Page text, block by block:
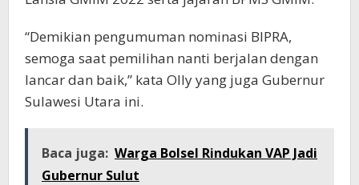
“Demikian pengumuman nominasi BIPRA,
semoga saat pemilihan nanti berjalan dengan
lancar dan baik,” kata Olly yang juga Gubernur
Sulawesi Utara ini.
Baca juga: Warga Bolsel Rindukan VAP Jadi
Gubernur Sulut